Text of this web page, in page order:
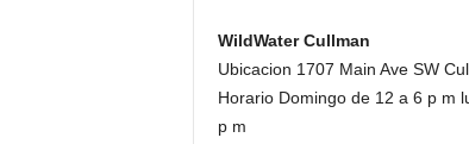
WildWater Cullman
Ubicacion 1707 Main Ave SW
Horario Domingo de 12 a 6 p m
p m